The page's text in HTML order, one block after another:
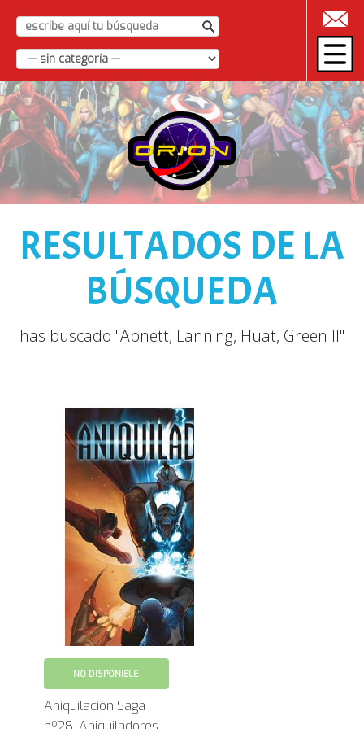
|
RESULTADOS DE LA
BÚSQUEDA
has buscado "Abnett, Lanning, Huat, Green II"
NO DISPONIBLE
Aniquilación Saga